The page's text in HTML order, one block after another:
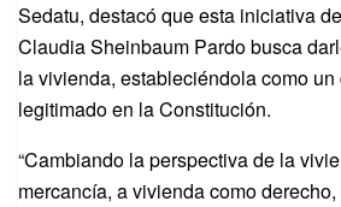
Sedatu, destacó que esta iniciativa
Claudia Sheinbaum Pardo busca
la vivienda, estableciéndola como
legitimado en la Constitución.
“Cambiando la perspectiva de la
mercancía, a vivienda como